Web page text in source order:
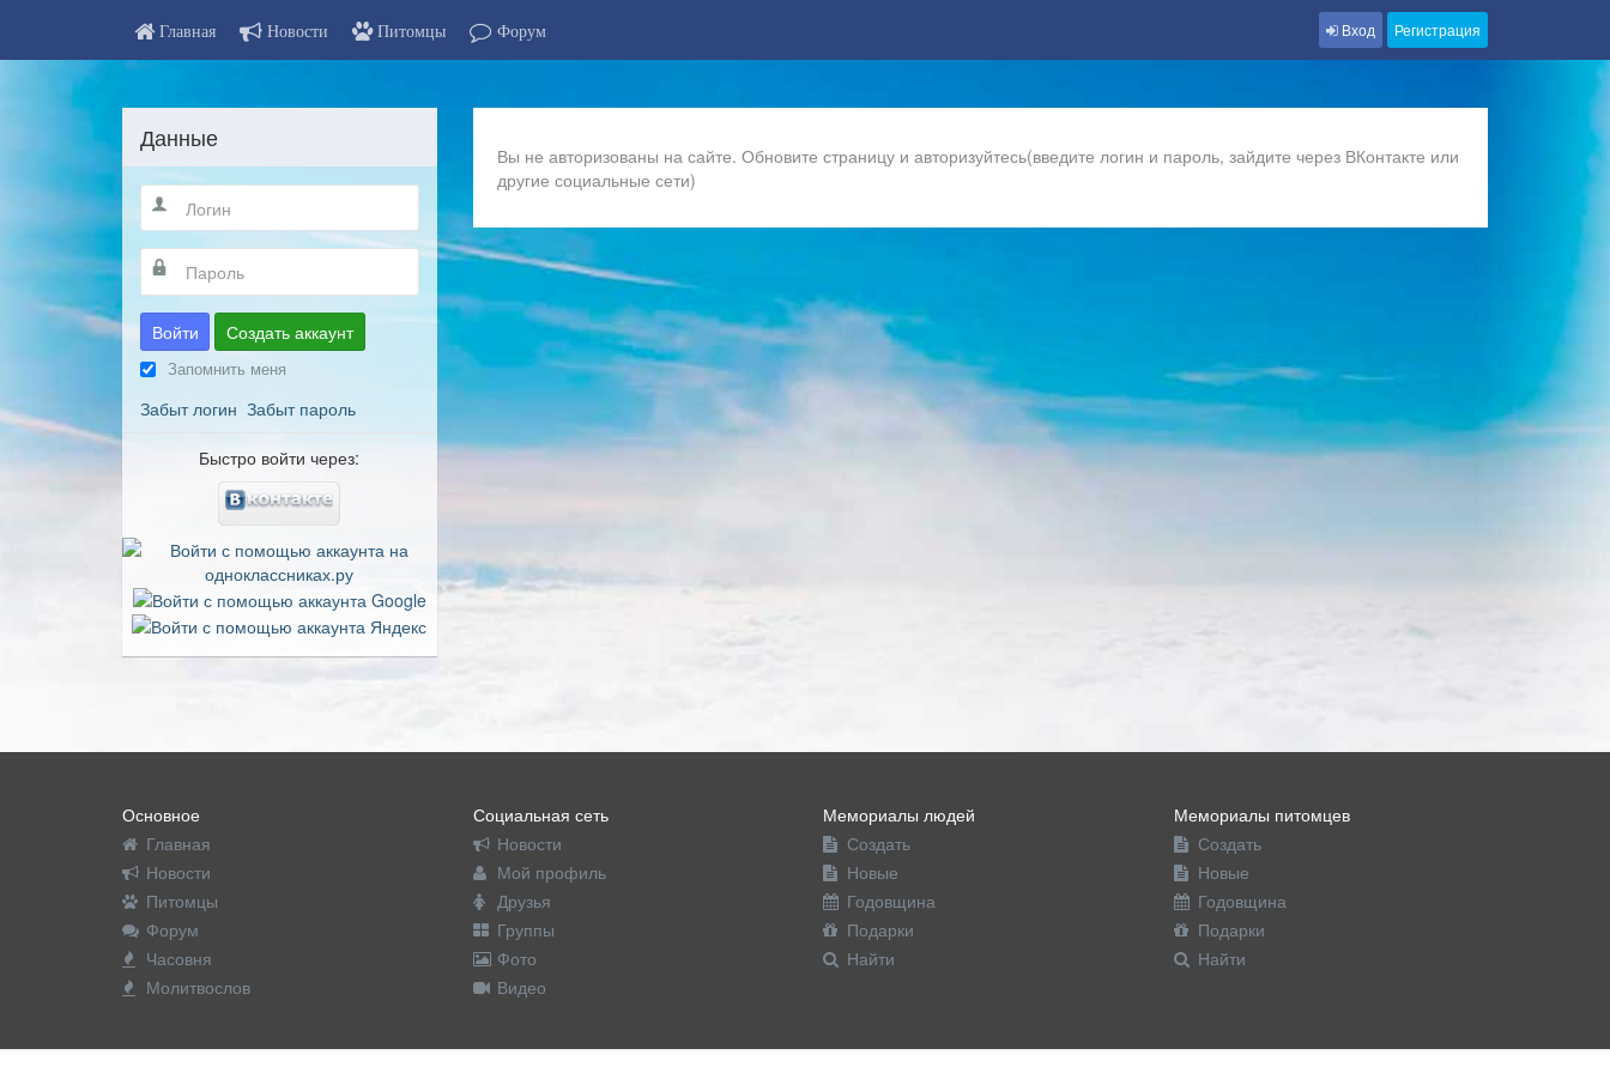
Главная Новости Питомцы Форум Вход Регистрация
Вы не авторизованы на сайте. Обновите страницу и авторизуйтесь(введите логин и пароль, зайдите через ВКонтакте или
другие социальные сети)
Данные
Войти Создать аккаунт
Запомнить меня
Забыт логин Забыт пароль
Быстро войти через:
Основное
Главная
Новости
Питомцы
Форум
Часовня
Молитвослов
Социальная сеть
Новости
Мой профиль
Друзья
Группы
Фото
Видео
Мемориалы людей
Создать
Новые
Годовщина
Подарки
Найти
Мемориалы питомцев
Создать
Новые
Годовщина
Подарки
Найти